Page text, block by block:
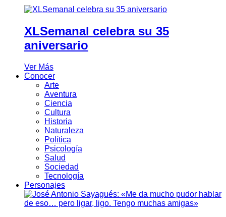
XLSemanal celebra su 35
aniversario
Ver Más
Conocer
Arte
Aventura
Ciencia
Cultura
Historia
Naturaleza
Política
Psicología
Salud
Sociedad
Tecnología
Personajes